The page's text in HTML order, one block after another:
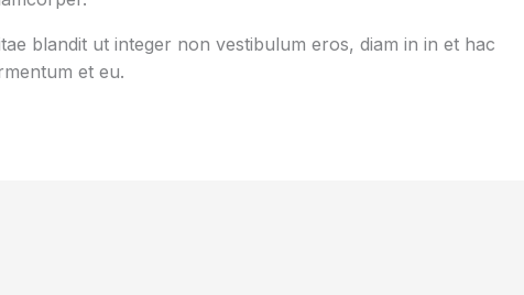
blandit ut integer non vestibulum eros, diam in in et hac
et eu.